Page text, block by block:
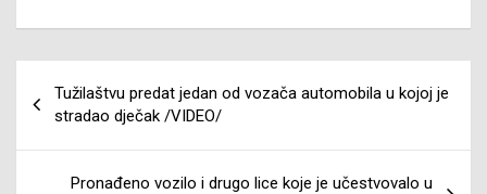
članaka
Tužilaštvu predat jedan od vozača automobila u kojoj je
stradao dječak /VIDEO/
Pronađeno vozilo i drugo lice koje je učestvovalo u